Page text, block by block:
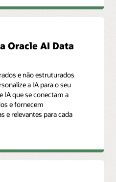
Oracle AI Data
e não estruturados
a IA para o seu
IA que se conectam a
e fornecem
e relevantes para cada